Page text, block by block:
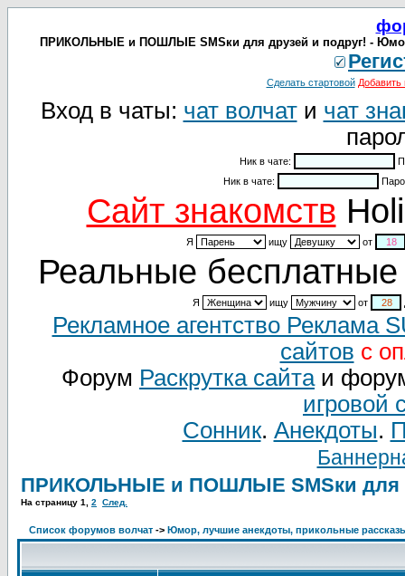
ПРИКОЛЬНЫЕ и ПОШЛЫЕ SMSки для друзей и подруг! -
Сделать стартовой Добавить
Вход в чаты: чат волчати чат
Ник в чате:
Ник в чате:
Cайт знакомств
Я ищу от
Реальные бесплатные
Я ищу от
Рекламное агентство Реклама
сайтов с
Форум Раскрутка сайтаи
игровой
Сонник. Анекдоты.
ПРИКОЛЬНЫЕ и ПОШЛЫЕ SMSки для
На страницу 1 2 След.
Список форумов волчат -> Юмор, лучшие анекдоты, прикольные